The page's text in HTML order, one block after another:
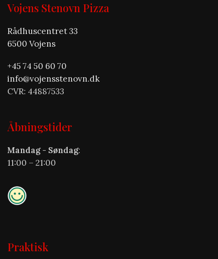
Vojens Stenovn Pizza
Rådhuscentret 33
6500 Vojens
+45 74 50 60 70
info@vojensstenovn.dk
CVR: 44887533
Åbningstider
Mandag - Søndag:
11:00 – 21:00
Praktisk